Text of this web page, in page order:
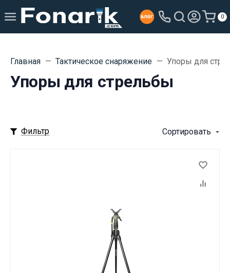
0
Главная Тактическое снаряжение Упоры для
Упоры для стрельбы
Фильтр Сортировать